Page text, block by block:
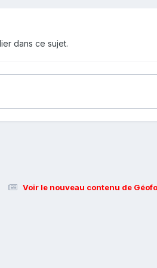
dans ce sujet.
Voir le nouveau contenu de